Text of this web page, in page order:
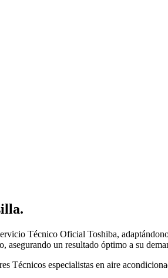
.
Técnico Oficial Toshiba,
un resultado óptimo a su
Técnicos especialistas en aire